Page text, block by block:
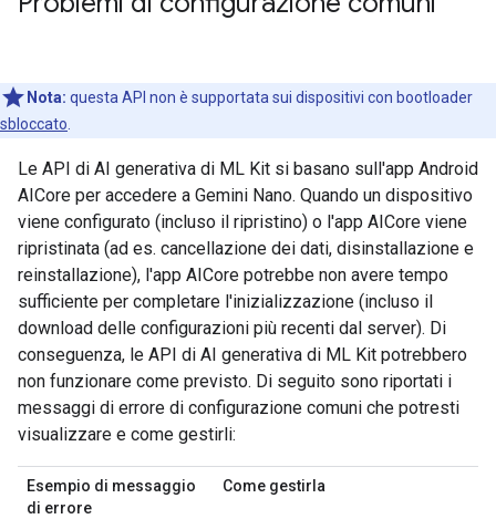
Nota: questa API non è supportata sui dispositivi con bootloader
sbloccato
Le API di AI generativa di ML Kit si basano sull'app Android
AICore per accedere a Gemini Nano. Quando un dispositivo
viene configurato (incluso il ripristino) o l'app AICore viene
ripristinata (ad es. cancellazione dei dati, disinstallazione e
reinstallazione), l'app AICore potrebbe non avere tempo
sufficiente per completare l'inizializzazione (incluso il
download delle configurazioni più recenti dal server). Di
conseguenza, le API di AI generativa di ML Kit potrebbero
non funzionare come previsto. Di seguito sono riportati i
messaggi di errore di configurazione comuni che potresti
visualizzare e come gestirli:
Esempio di messaggio
di errore
Come gestirla